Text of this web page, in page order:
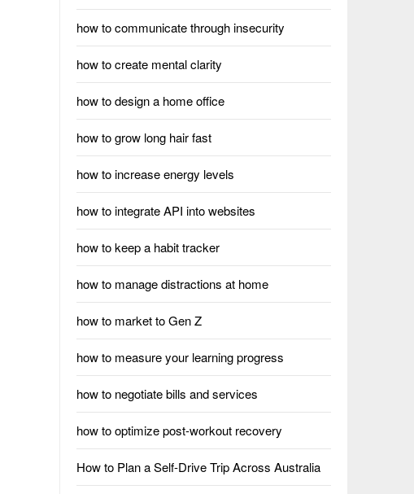
how to communicate through insecurity
how to create mental clarity
how to design a home office
how to grow long hair fast
how to increase energy levels
how to integrate API into websites
how to keep a habit tracker
how to manage distractions at home
how to market to Gen Z
how to measure your learning progress
how to negotiate bills and services
how to optimize post-workout recovery
How to Plan a Self-Drive Trip Across Australia